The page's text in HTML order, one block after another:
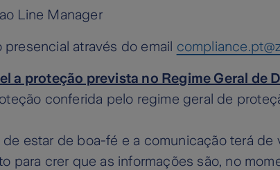
Line Manager
através do email
a proteção prevista no Regime Geral de
conferida pelo regime geral de
estar de boa-fé e a comunicação terá
para crer que as informações são, no